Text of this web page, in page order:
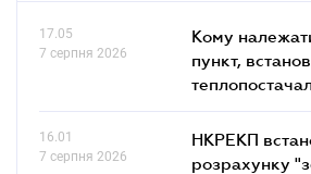
17.05
7 серпня 2026
Кому
пункт,
16.01
7 серпня 2026
НКРЕКП
розрахунку